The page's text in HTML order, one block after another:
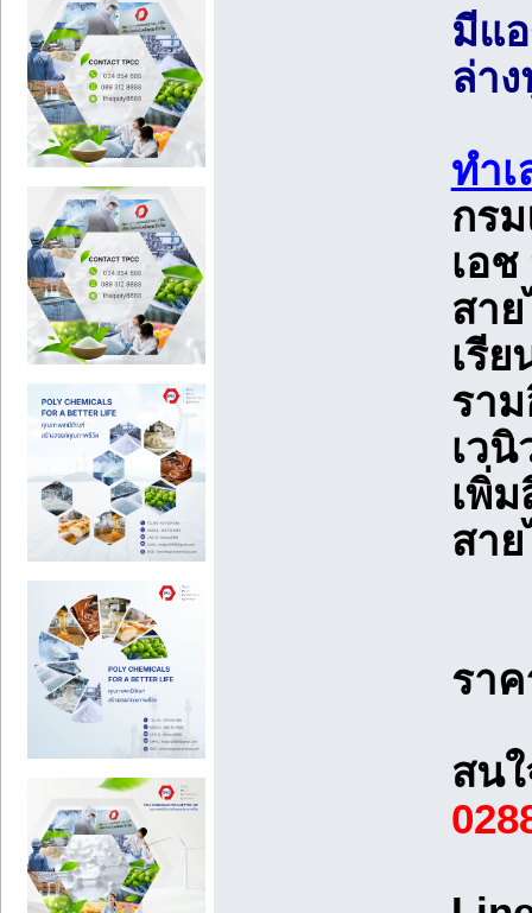
มีแ
ล่า
ทำ
กร
เอ
สา
เรี
รา
เว
เพิ่
สา
รา
สน